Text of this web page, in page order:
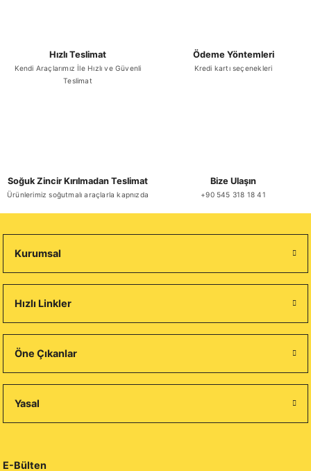
Hızlı Teslimat
Kendi Araçlarımız İle Hızlı ve Güvenli
Teslimat
Ödeme Yöntemleri
Kredi kartı seçenekleri
Soğuk Zincir Kırılmadan Teslimat
Ürünlerimiz soğutmalı araçlarla kapnızda
Bize Ulaşın
+90 545 318 18 41
Kurumsal
Hızlı Linkler
Öne Çıkanlar
Yasal
E-Bülten